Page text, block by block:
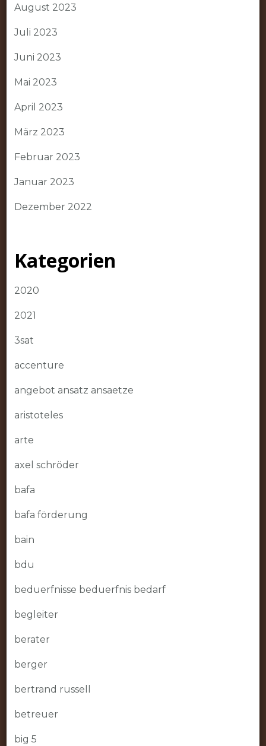
August 2023
Juli 2023
Juni 2023
Mai 2023
April 2023
März 2023
Februar 2023
Januar 2023
Dezember 2022
Kategorien
2020
2021
3sat
accenture
angebot ansatz ansaetze
aristoteles
arte
axel schröder
bafa
bafa förderung
bain
bdu
beduerfnisse beduerfnis bedarf
begleiter
berater
berger
bertrand russell
betreuer
big 5